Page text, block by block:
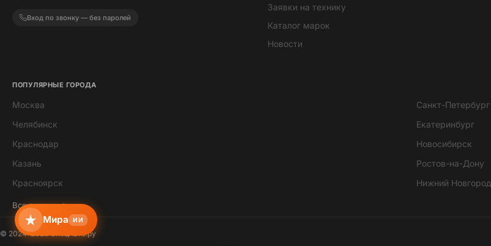
Вход по звонку — без паролей
Заявки на технику
Каталог марок
Новости
ПОПУЛЯРНЫЕ ГОРОДА
Москва
Санкт-Петербург
Челябинск
Екатеринбург
Краснодар
Новосибирск
Казань
Ростов-на-Дону
Красноярск
Нижний Новгород
Все города →
© 2024–2026 СпецАвто.ру
ИИ-помощник · всегда онлайн
Мира ИИ